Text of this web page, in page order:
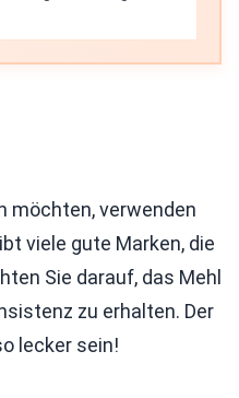
möchten, verwenden
viele gute Marken, die
Sie darauf, das Mehl
zu erhalten. Der
lecker sein!